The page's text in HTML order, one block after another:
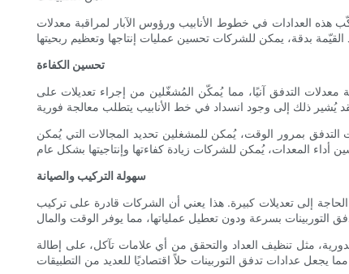
هذه العدادات في خطوط الأنابيب ورؤوس الآبار لمراقبة معدلات
تحسين الكفاءة
التدفق آنيًا، مما يُمكّن المُشغّلين من إجراء تعديلات على
بمرور الوقت، يُمكن للمشغلين تحديد المجالات التي يُمكن
سهولة التركيب والصيانة
الحاجة إلى تعديلات كبيرة. هذا يعني أن الشركات قادرة على تركيب
مثل تنظيف العداد والتحقق من أي علامات تآكل، على إطالة